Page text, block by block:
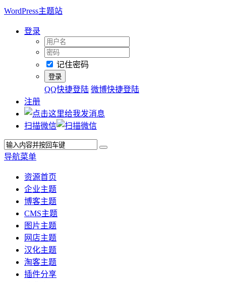
WordPress主题站
登录
记住密码
QQ快捷登陆 微博快捷登陆
注册
扫描微信
导航菜单
资源首页
企业主题
博客主题
CMS主题
图片主题
网店主题
汉化主题
淘客主题
插件分享